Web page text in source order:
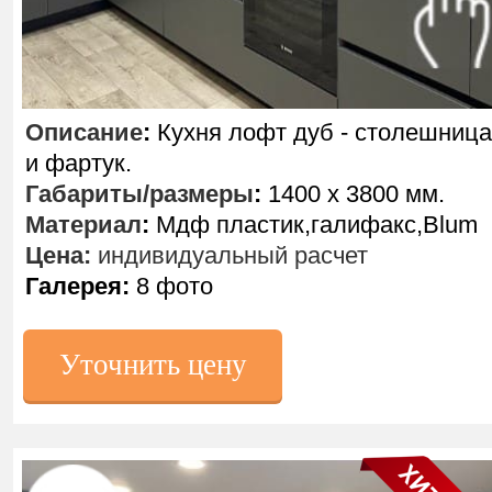
Уточнить цену
Описание: Кухня лофт дуб - столешница
и фартук.
Габариты/размеры: 1400 х 3800 мм.
Материал: Мдф пластик,галифакс,Blum
Цена: индивидуальный расчет
Галерея: 8 фото